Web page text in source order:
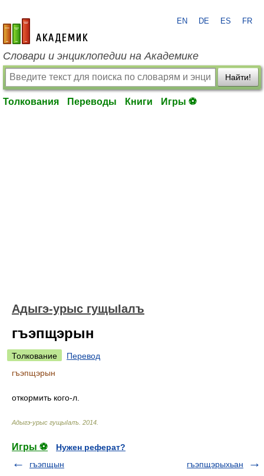
academic.ru
EN DE ES FR
Словари и энциклопедии на Академике
Найти!
Толкования Переводы Книги Игры ⚽
Адыгэ-урыс гущыIалъ
гъэпщэрын
Толкование
Перевод
гъэпщэрын
откормить кого-л.
Адыгэ-урыс гущыIалъ 2014
Игры ⚽
Нужен реферат?
гъэпщын
гъэпщэрыхьан